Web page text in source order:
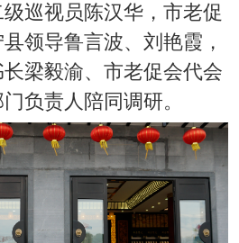
巡视员陈汉华，市老促
领导鲁言波、刘艳霞，
梁毅渝、市老促会代会
负责人陪同调研。